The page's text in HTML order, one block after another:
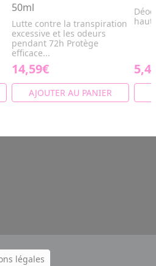
50ml
Lutte contre la transpiration
excessive et les odeurs
pendant 72h Protège
efficace...
14,59€
AJOUTER AU PANIER
légales